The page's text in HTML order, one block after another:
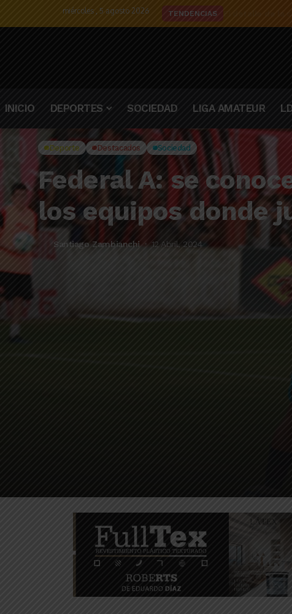
miércoles , 5 agosto 2026 TENDENCIAS
INICIO DEPORTES SOCIEDAD LIGA AMATEUR
Deporte Destacados Sociedad
Federal A: se
los equipos donde
Santiago Zambianchi 12 Abril, 2024